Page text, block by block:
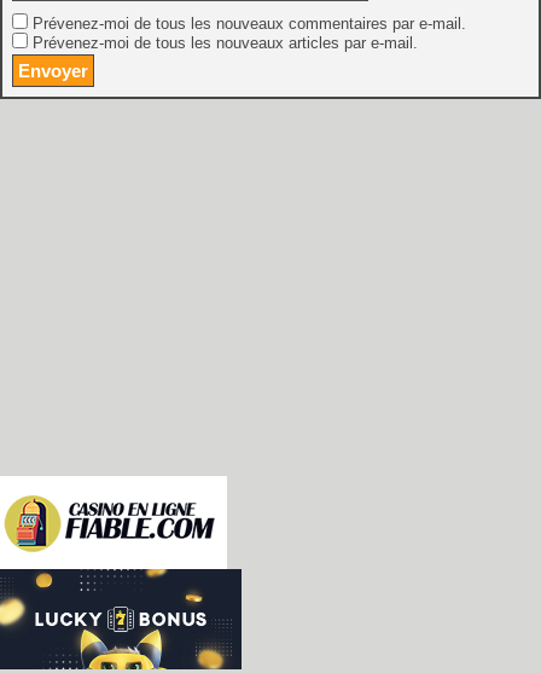
Prévenez-moi de tous les nouveaux commentaires par e-mail.
Prévenez-moi de tous les nouveaux articles par e-mail.